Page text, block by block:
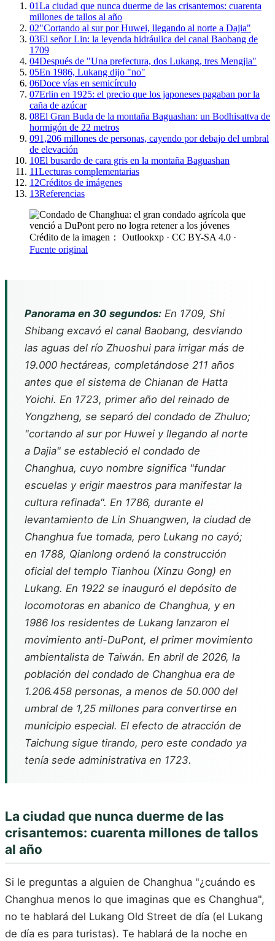
01La ciudad que nunca duerme de las crisantemos: cuarenta
millones de tallos al año
02"Cortando al sur por Huwei, llegando al norte a Dajia"
03El señor Lin: la leyenda hidráulica del canal Baobang de
1709
04Después de "Una prefectura, dos Lukang, tres Mengjia"
05En 1986, Lukang dijo "no"
06Doce vías en semicírculo
07Erlin en 1925: el precio que los japoneses pagaban por la
caña de azúcar
08El Gran Buda de la montaña Baguashan: un Bodhisattva de
hormigón de 22 metros
091,206 millones de personas, cayendo por debajo del umbral
de elevación
10El busardo de cara gris en la montaña Baguashan
11Lecturas complementarias
12Créditos de imágenes
13Referencias
Crédito de la imagen： Outlookxp · CC BY-SA 4.0 ·
Fuente original
Panorama en 30 segundos: En 1709, Shi
Shibang excavó el canal Baobang, desviando
las aguas del río Zhuoshui para irrigar más de
19.000 hectáreas, completándose 211 años
antes que el sistema de Chianan de Hatta
Yoichi. En 1723, primer año del reinado de
Yongzheng, se separó del condado de Zhuluo;
"cortando al sur por Huwei y llegando al norte
a Dajia" se estableció el condado de
Changhua, cuyo nombre significa "fundar
escuelas y erigir maestros para manifestar la
cultura refinada". En 1786, durante el
levantamiento de Lin Shuangwen, la ciudad de
Changhua fue tomada, pero Lukang no cayó;
en 1788, Qianlong ordenó la construcción
oficial del templo Tianhou (Xinzu Gong) en
Lukang. En 1922 se inauguró el depósito de
locomotoras en abanico de Changhua, y en
1986 los residentes de Lukang lanzaron el
movimiento anti-DuPont, el primer movimiento
ambientalista de Taiwán. En abril de 2026, la
población del condado de Changhua era de
1.206.458 personas, a menos de 50.000 del
umbral de 1,25 millones para convertirse en
municipio especial. El efecto de atracción de
Taichung sigue tirando, pero este condado ya
tenía sede administrativa en 1723.
La ciudad que nunca duerme de las
crisantemos: cuarenta millones de tallos
al año
Si le preguntas a alguien de Changhua "¿cuándo es
Changhua menos lo que imaginas que es Changhua",
no te hablará del Lukang Old Street de día (el Lukang
de día es para turistas). Te hablará de la noche en